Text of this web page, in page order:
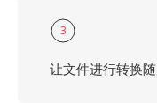
3
让文件进行转换